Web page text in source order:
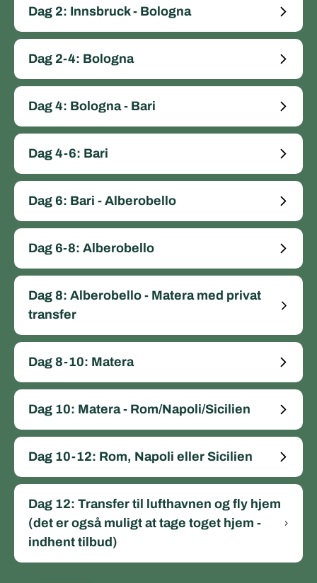
Dag 2: Innsbruck - Bologna
Dag 2-4: Bologna
Dag 4: Bologna - Bari
Dag 4-6: Bari
Dag 6: Bari - Alberobello
Dag 6-8: Alberobello
Dag 8: Alberobello - Matera med privat
transfer
Dag 8-10: Matera
Dag 10: Matera - Rom/Napoli/Sicilien
Dag 10-12: Rom, Napoli eller Sicilien
Dag 12: Transfer til lufthavnen og fly hjem
(det er også muligt at tage toget hjem -
indhent tilbud)